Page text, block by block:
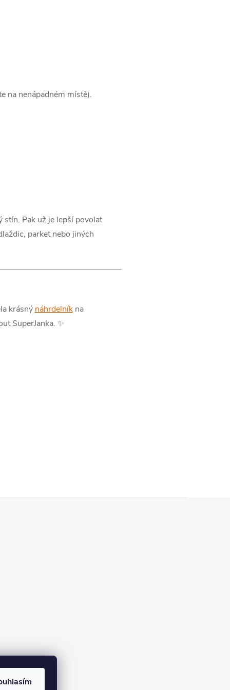
na nenápadném místě).
stín. Pak už je lepší povolat
parket nebo jiných
krásný náhrdelníkna
SuperJanka. ✨